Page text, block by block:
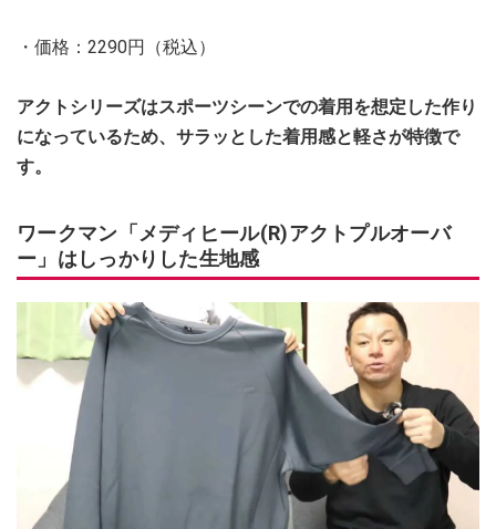
・価格：2290円（税込）
アクトシリーズはスポーツシーンでの着用を想定した作り
になっているため、サラッとした着用感と軽さが特徴で
す。
ワークマン「メディヒール(R)アクトプルオーバ
ー」はしっかりした生地感